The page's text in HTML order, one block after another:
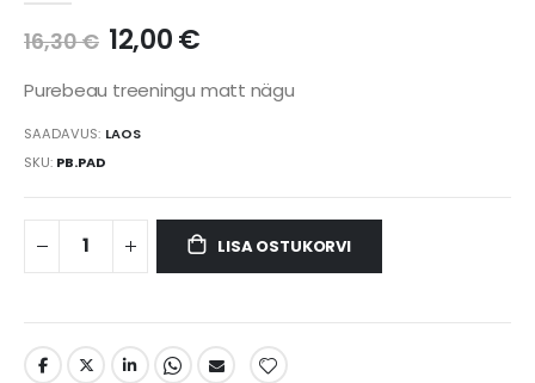
images
gallery
16,30 € 12,00 €
Purebeau treeningu matt nägu
SAADAVUS: LAOS
SKU PB.PAD
LISA OSTUKORVI